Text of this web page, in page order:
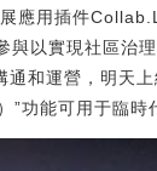
應用插件
與以實現社區
和運營，明天
”功能可用于臨